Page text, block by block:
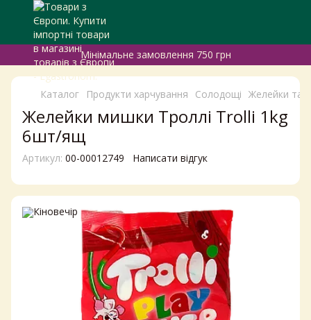
Мінімальне замовлення 750 грн
Каталог Продукти харчування Солодощі Желейки та
Желейки мишки Троллі Trolli 1kg
6шт/ящ
Артикул: 00-00012749 Написати відгук